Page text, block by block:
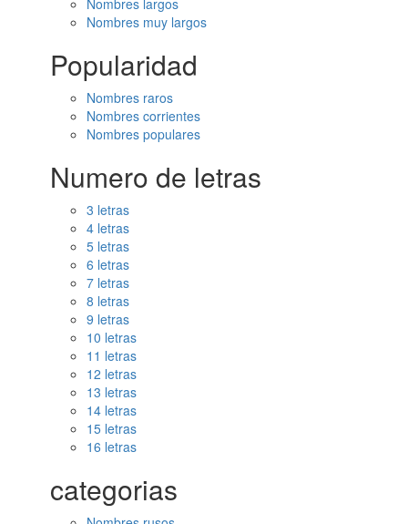
Nombres largos
Nombres muy largos
Popularidad
Nombres raros
Nombres corrientes
Nombres populares
Numero de letras
3 letras
4 letras
5 letras
6 letras
7 letras
8 letras
9 letras
10 letras
11 letras
12 letras
13 letras
14 letras
15 letras
16 letras
categorias